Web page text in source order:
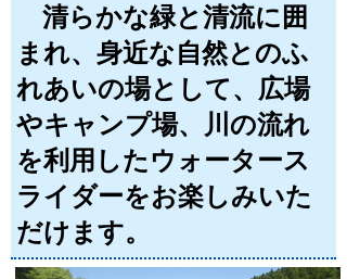
清らかな緑と清流に囲
まれ、身近な自然とのふ
れあいの場として、広場
やキャンプ場、川の流れ
を利用したウォータース
ライダーをお楽しみいた
だけます。